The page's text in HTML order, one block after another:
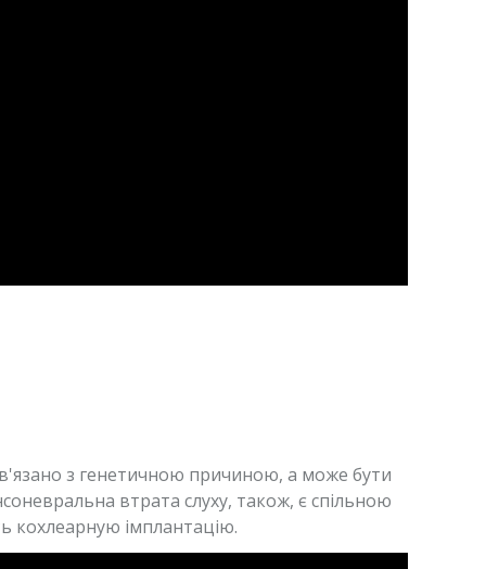
з генетичною причиною, а може бути
втрата слуху, також, є спільною
кохлеарную імплантацію.